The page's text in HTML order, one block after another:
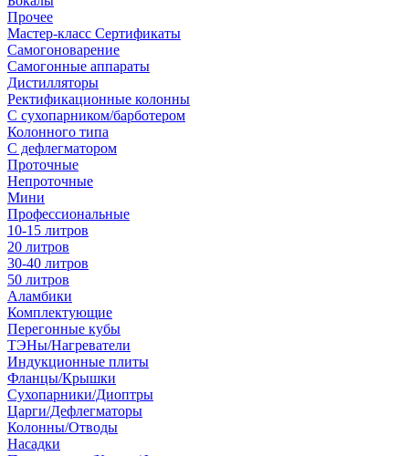
Прочее
Мастер-класс Сертификаты
Самогоноварение
Самогонные аппараты
Дистилляторы
Ректификационные колонны
С сухопарником/барботером
Колонного типа
С дефлегматором
Проточные
Непроточные
Мини
Профессиональные
10-15 литров
20 литров
30-40 литров
50 литров
Аламбики
Комплектующие
Перегонные кубы
ТЭНы/Нагреватели
Индукционные плиты
Фланцы/Крышки
Сухопарники/Диоптры
Царги/Дефлегматоры
Колонны/Отводы
Насадки